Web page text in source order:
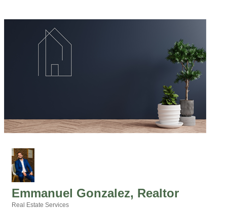
Emmanuel Gonzalez, Realtor
Real Estate Services